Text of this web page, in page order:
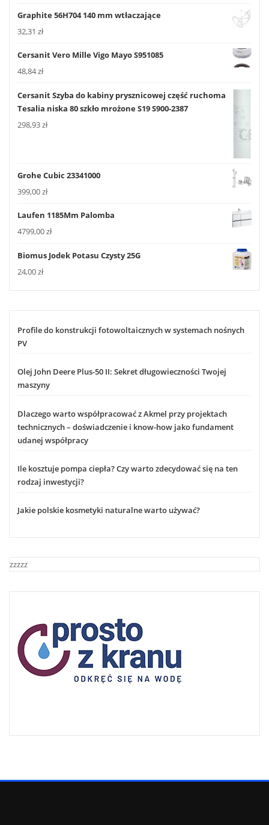
Graphite 56H704 140 mm wtłaczające
32,31 zł
Cersanit Vero Mille Vigo Mayo S951085
48,84zł
Cersanit Szyba do kabiny prysznicowej część ruchoma
Tesalia niska 80 szkło mrożone S19 S900-2387
298,93zł
Grohe Cubic 23341000
399,00zł
Laufen 1185Mm Palomba
4799,00zł
Biomus Jodek Potasu Czysty 25G
24,00zł
Profile do konstrukcji fotowoltaicznych w systemach nośnych
PV
Olej John Deere Plus-50 II: Sekret długowieczności Twojej
maszyny
Dlaczego warto współpracować z Akmel przy projektach
technicznych – doświadczenie i know-how jako fundament
udanej współpracy
Ile kosztuje pompa ciepła? Czy warto zdecydować się na ten
rodzaj inwestycji?
Jakie polskie kosmetyki naturalne warto używać?
zzzzz